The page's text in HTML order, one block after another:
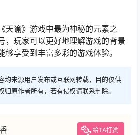
天谕》游戏中最为神秘的元素之
，玩家可以更好地理解游戏的背景
够享受到丰富多彩的游戏体验。
均来源用户发布或互联网转载，目的仅供
归原作者所有，若有侵权请联系删除。
给TA打赏